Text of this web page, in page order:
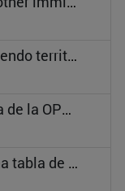
Comienza la recta final del diferendo territorial entre Guatemala y Belice
Ecuador desaprovecha su salida de la OPEP y pierde producción petrolera
Argentina ve en Vaca Muerta una tabla de salvación, pero falta más capital para su desarrollo